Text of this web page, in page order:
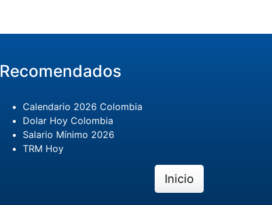
Recomendados
Calendario 2026 Colombia
Dolar Hoy Colombia
Salario Mínimo 2026
TRM Hoy
Inicio